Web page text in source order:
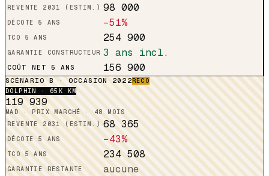
REVENTE 2031 (ESTIM.) 98 000
DÉCOTE 5 ANS −51%
TCO 5 ANS 254 900
GARANTIE CONSTRUCTEUR 3 ans incl.
COÛT NET 5 ANS 156 900
SCÉNARIO B · OCCASION 2022RECO
DOLPHIN
· 65K KM
119 939
MAD · PRIX MARCHÉ · 48 MOIS
REVENTE 2031 (ESTIM.) 68 365
DÉCOTE 5 ANS −43%
TCO 5 ANS 234 508
GARANTIE RESTANTE aucune